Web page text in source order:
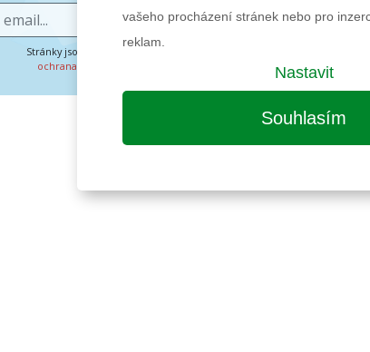
PŘIHLÁSIT
Stránky jsou chráněny službou Google reCAPTCHA
ochrana osobních údajů
vašeho procházení stránek nebo pro
reklam.
Nastavit
Souhlasím